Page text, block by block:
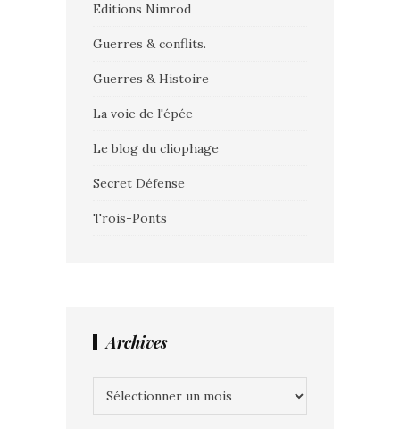
Editions Nimrod
Guerres & conflits.
Guerres & Histoire
La voie de l'épée
Le blog du cliophage
Secret Défense
Trois-Ponts
Archives